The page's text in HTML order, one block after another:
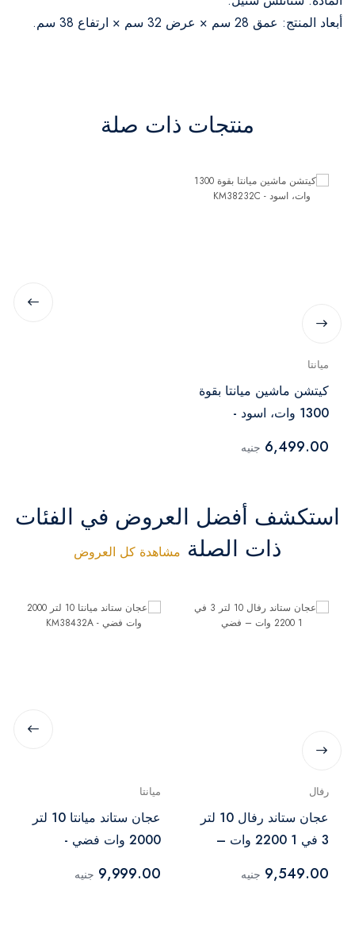
أبعاد المنتج: عمق 28 سم × عرض 32 سم × ارتفاع 38 سم.
منتجات ذات صلة
ميانتا
كيتشن ماشين ميانتا بقوة
1300 وات، اسود -
6,499.00 جنيه
استكشف أفضل العروض في الفئات
ذات الصلة مشاهدة كل العروض
رفال
عجان ستاند رفال 10 لتر
3 في 1 2200 وات –
9,549.00 جنيه
ميانتا
عجان ستاند ميانتا 10 لتر
2000 وات فضي -
9,999.00 جنيه